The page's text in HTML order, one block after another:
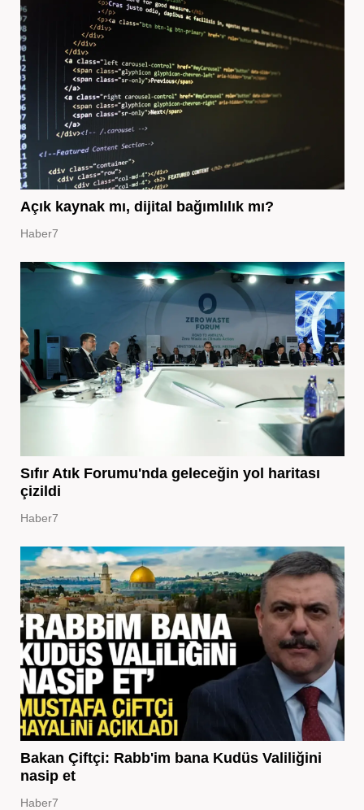
Açık kaynak mı, dijital bağımlılık mı?
Haber7
Sıfır Atık Forumu'nda geleceğin yol haritası
çizildi
Haber7
Bakan Çiftçi: Rabb'im bana Kudüs Valiliğini
nasip et
Haber7